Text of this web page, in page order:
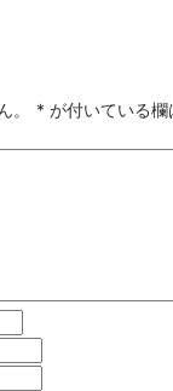
。 * が付いている